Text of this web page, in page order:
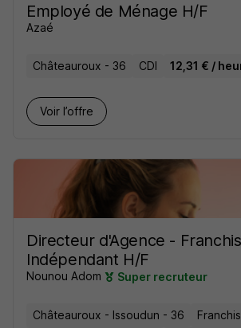
Employé de Ménage H/F
Azaé
Châteauroux - 36 CDI 12,31 € /
Voir l’offre
Directeur d'Agence -
Indépendant H/F
Nounou Adom Super recruteur
Châteauroux - Issoudun - 36